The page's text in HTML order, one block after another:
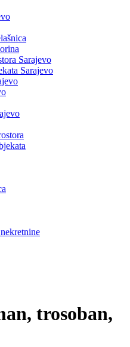
Sarajevo
Sarajevo
trosoban,